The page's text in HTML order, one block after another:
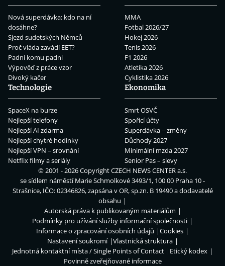
Nová superdávka: kdo na ní
dosáhne?
Sjezd sudetských Němců
Proč vláda zavádí EET?
Padni komu padni
Výpověď z práce vzor
Divoký kačer
MMA
Fotbal 2026/27
Hokej 2026
Tenis 2026
F1 2026
Atletika 2026
Cyklistika 2026
Technologie
SpaceX na burze
Nejlepší telefony
Nejlepší AI zdarma
Nejlepší chytré hodinky
Nejlepší VPN – srovnání
Netflix filmy a seriály
Ekonomika
Smrt OSVČ
Spořicí účty
Superdávka – změny
Důchody 2027
Minimální mzda 2027
Senior Pas – slevy
© 2001 - 2026 CopyrightCZECH NEWS CENTER a.s.
se sídlem náměstí Marie Schmolkové 3493/1, 100 00 Praha 10 -
Strašnice, IČO: 02346826, zapsána v OR, sp.zn. B 19490 a dodavatelé
obsahu
Autorská práva k publikovaným materiálům
Podmínky pro užívání služby informační společnosti
Informace o zpracování osobních údajů
Cookies
Nastavení soukromí
Vlastnická struktura
Jednotná kontaktní místa / Single Points of Contact
Etický kodex
Povinně zveřejňované informace